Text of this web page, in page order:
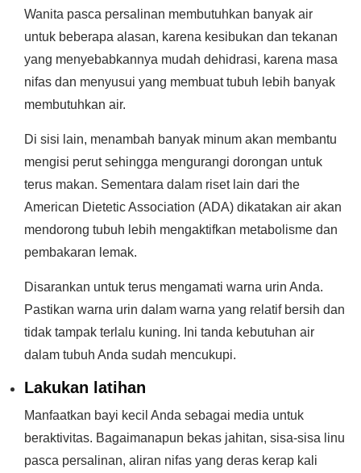
Wanita pasca persalinan membutuhkan banyak air
untuk beberapa alasan, karena kesibukan dan tekanan
yang menyebabkannya mudah dehidrasi, karena masa
nifas dan menyusui yang membuat tubuh lebih banyak
membutuhkan air.
Di sisi lain, menambah banyak minum akan membantu
mengisi perut sehingga mengurangi dorongan untuk
terus makan. Sementara dalam riset lain dari the
American Dietetic Association (ADA) dikatakan air akan
mendorong tubuh lebih mengaktifkan metabolisme dan
pembakaran lemak.
Disarankan untuk terus mengamati warna urin Anda.
Pastikan warna urin dalam warna yang relatif bersih dan
tidak tampak terlalu kuning. Ini tanda kebutuhan air
dalam tubuh Anda sudah mencukupi.
Lakukan latihan
Manfaatkan bayi kecil Anda sebagai media untuk
beraktivitas. Bagaimanapun bekas jahitan, sisa-sisa linu
pasca persalinan, aliran nifas yang deras kerap kali